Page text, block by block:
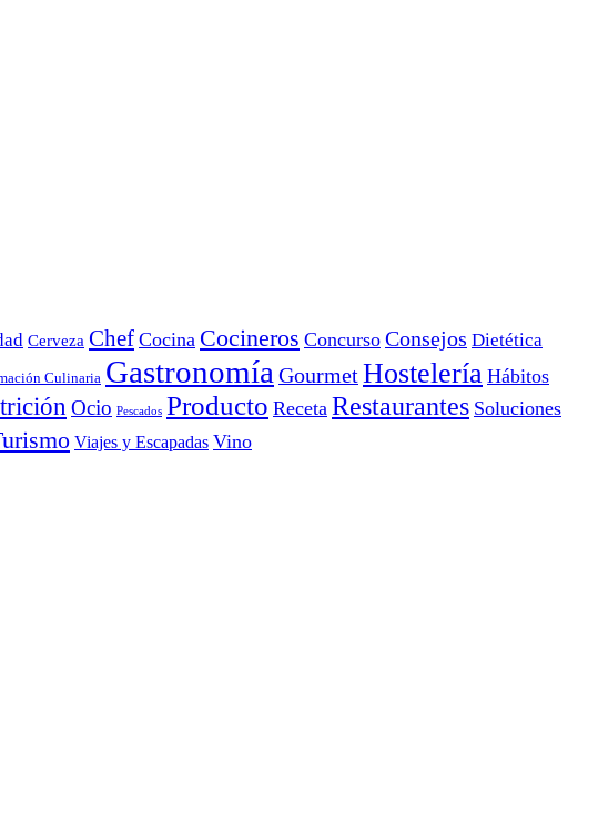
Cerveza Chef Cocina Cocineros Concurso Consejos Dietética
Culinaria Gastronomía GourmetHostelería Hábitos
Ocio Pescados Producto Receta Restaurantes Soluciones
Viajes y Escapadas Vino